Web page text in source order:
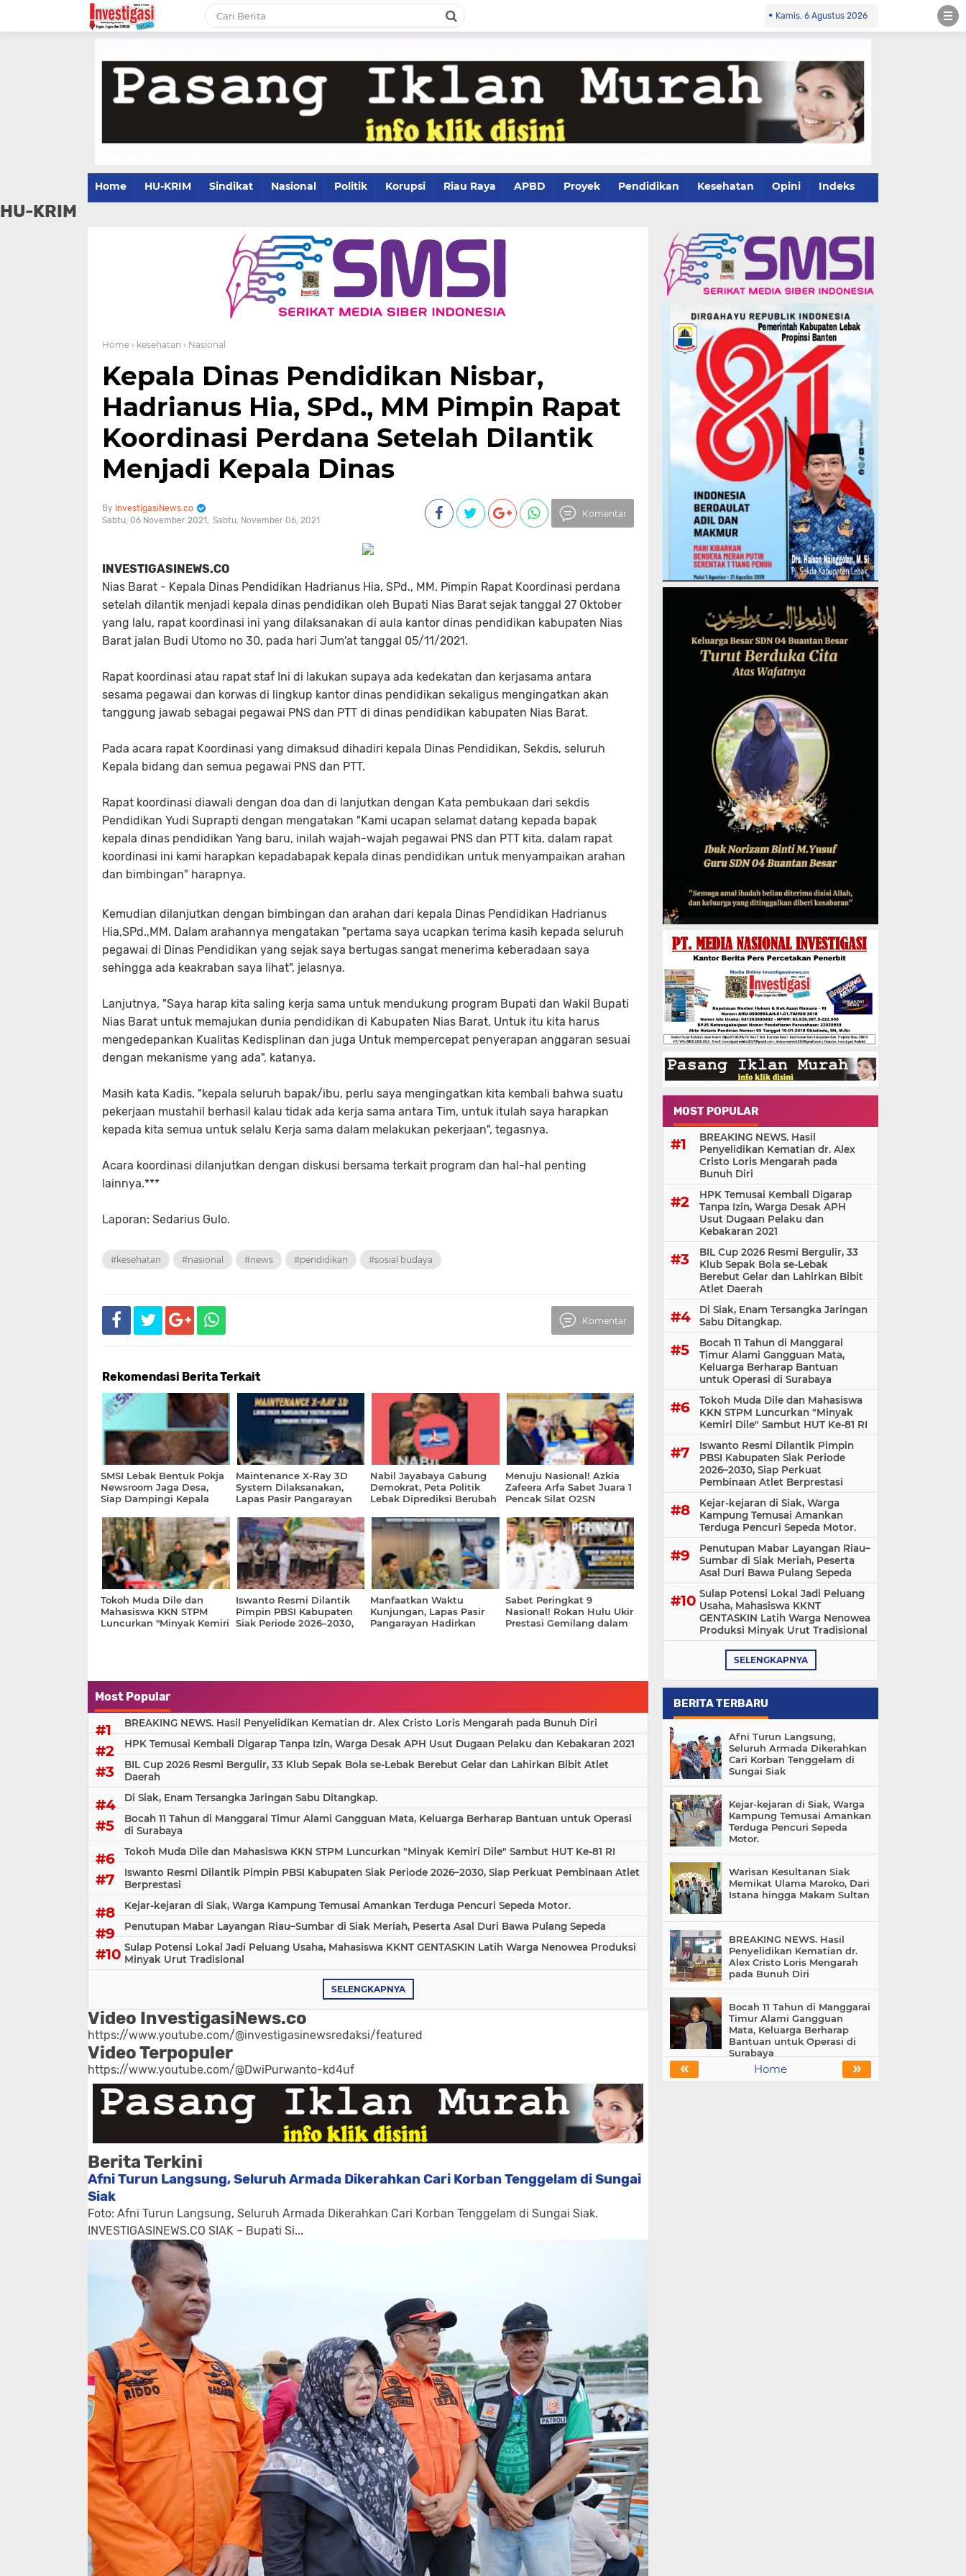
Kamis, 6 Agustus 2026
Home HU-KRIM Sindikat Nasional Politik Korupsi Riau Raya APBD Proyek Pendidikan Kesehatan Opini Indeks
HU-KRIM
Home › kesehatan › Nasional
Kepala Dinas Pendidikan Nisbar,
Hadrianus Hia, SPd., MM Pimpin Rapat
Koordinasi Perdana Setelah Dilantik
Menjadi Kepala Dinas
InvestigasiNews.co
Sabtu, 06 November 2021
Sabtu, November 06, 2021
Komentar
INVESTIGASINEWS.CO
Nias Barat - Kepala Dinas Pendidikan Hadrianus Hia, SPd., MM. Pimpin Rapat Koordinasi perdana
setelah dilantik menjadi kepala dinas pendidikan oleh Bupati Nias Barat sejak tanggal 27 Oktober
yang lalu, rapat koordinasi ini yang dilaksanakan di aula kantor dinas pendidikan kabupaten Nias
Barat jalan Budi Utomo no 30, pada hari Jum'at tanggal 05/11/2021.
Rapat koordinasi atau rapat staf Ini di lakukan supaya ada kedekatan dan kerjasama antara
sesama pegawai dan korwas di lingkup kantor dinas pendidikan sekaligus mengingatkan akan
tanggung jawab sebagai pegawai PNS dan PTT di dinas pendidikan kabupaten Nias Barat.
Pada acara rapat Koordinasi yang dimaksud dihadiri kepala Dinas Pendidikan, Sekdis, seluruh
Kepala bidang dan semua pegawai PNS dan PTT.
Rapat koordinasi diawali dengan doa dan di lanjutkan dengan Kata pembukaan dari sekdis
Pendidikan Yudi Suprapti dengan mengatakan "Kami ucapan selamat datang kepada bapak
kepala dinas pendidikan Yang baru, inilah wajah-wajah pegawai PNS dan PTT kita, dalam rapat
koordinasi ini kami harapkan kepadabapak kepala dinas pendidikan untuk menyampaikan arahan
dan bimbingan" harapnya.
Kemudian dilanjutkan dengan bimbingan dan arahan dari kepala Dinas Pendidikan Hadrianus
Hia,SPd.,MM. Dalam arahannya mengatakan "pertama saya ucapkan terima kasih kepada seluruh
pegawai di Dinas Pendidikan yang sejak saya bertugas sangat menerima keberadaan saya
sehingga ada keakraban saya lihat", jelasnya.
Lanjutnya, "Saya harap kita saling kerja sama untuk mendukung program Bupati dan Wakil Bupati
Nias Barat untuk memajukan dunia pendidikan di Kabupaten Nias Barat, Untuk itu kita harus
mengedepankan Kualitas Kedisplinan dan juga Untuk mempercepat penyerapan anggaran sesuai
dengan mekanisme yang ada", katanya.
Masih kata Kadis, "kepala seluruh bapak/ibu, perlu saya mengingatkan kita kembali bahwa suatu
pekerjaan mustahil berhasil kalau tidak ada kerja sama antara Tim, untuk itulah saya harapkan
kepada kita semua untuk selalu Kerja sama dalam melakukan pekerjaan", tegasnya.
Acara koordinasi dilanjutkan dengan diskusi bersama terkait program dan hal-hal penting
lainnya.***
Laporan: Sedarius Gulo.
#kesehatan #nasional #news #pendidikan #sosial budaya
Komentar
Rekomendasi Berita Terkait
SMSI Lebak Bentuk Pokja
Newsroom Jaga Desa,
Siap Dampingi Kepala
Sesuai Aturan
Maintenance X-Ray 3D
System Dilaksanakan,
Lapas Pasir Pangarayan
Keamanan Tetap Prima
Nabil Jayabaya Gabung
Demokrat, Peta Politik
Lebak Diprediksi Berubah
Menuju Nasional! Azkia
Zafeera Arfa Sabet Juara 1
Pencak Silat O2SN
Tokoh Muda Dile dan
Mahasiswa KKN STPM
Luncurkan "Minyak Kemiri
Iswanto Resmi Dilantik
Pimpin PBSI Kabupaten
Siak Periode 2026–2030,
Manfaatkan Waktu
Kunjungan, Lapas Pasir
Pangarayan Hadirkan
Sabet Peringkat 9
Nasional! Rokan Hulu Ukir
Prestasi Gemilang dalam
Most Popular
BREAKING NEWS. Hasil Penyelidikan Kematian dr. Alex Cristo Loris Mengarah pada Bunuh Diri
HPK Temusai Kembali Digarap Tanpa Izin, Warga Desak APH Usut Dugaan Pelaku dan Kebakaran 2021
BIL Cup 2026 Resmi Bergulir, 33 Klub Sepak Bola se-Lebak Berebut Gelar dan Lahirkan Bibit Atlet
Daerah
Di Siak, Enam Tersangka Jaringan Sabu Ditangkap.
Bocah 11 Tahun di Manggarai Timur Alami Gangguan Mata, Keluarga Berharap Bantuan untuk Operasi
di Surabaya
Tokoh Muda Dile dan Mahasiswa KKN STPM Luncurkan "Minyak Kemiri Dile" Sambut HUT Ke-81 RI
Iswanto Resmi Dilantik Pimpin PBSI Kabupaten Siak Periode 2026–2030, Siap Perkuat Pembinaan Atlet
Berprestasi
Kejar-kejaran di Siak, Warga Kampung Temusai Amankan Terduga Pencuri Sepeda Motor.
Penutupan Mabar Layangan Riau–Sumbar di Siak Meriah, Peserta Asal Duri Bawa Pulang Sepeda
Sulap Potensi Lokal Jadi Peluang Usaha, Mahasiswa KKNT GENTASKIN Latih Warga Nenowea Produksi
Minyak Urut Tradisional
SELENGKAPNYA
Video InvestigasiNews.co
https://www.youtube.com/@investigasinewsredaksi/featured
Video Terpopuler
https://www.youtube.com/@DwiPurwanto-kd4uf
Berita Terkini
Afni Turun Langsung, Seluruh Armada Dikerahkan Cari Korban Tenggelam di Sungai
Siak
Foto: Afni Turun Langsung, Seluruh Armada Dikerahkan Cari Korban Tenggelam di Sungai Siak.
INVESTIGASINEWS.CO SIAK – Bupati Si...
MOST POPULAR
BREAKING NEWS. Hasil
Penyelidikan Kematian dr. Alex
Cristo Loris Mengarah pada
Bunuh Diri
HPK Temusai Kembali Digarap
Tanpa Izin, Warga Desak APH
Usut Dugaan Pelaku dan
Kebakaran 2021
BIL Cup 2026 Resmi Bergulir, 33
Klub Sepak Bola se-Lebak
Berebut Gelar dan Lahirkan Bibit
Atlet Daerah
Di Siak, Enam Tersangka Jaringan
Sabu Ditangkap.
Bocah 11 Tahun di Manggarai
Timur Alami Gangguan Mata,
Keluarga Berharap Bantuan
untuk Operasi di Surabaya
Tokoh Muda Dile dan Mahasiswa
KKN STPM Luncurkan "Minyak
Kemiri Dile" Sambut HUT Ke-81 RI
Iswanto Resmi Dilantik Pimpin
PBSI Kabupaten Siak Periode
2026–2030, Siap Perkuat
Pembinaan Atlet Berprestasi
Kejar-kejaran di Siak, Warga
Kampung Temusai Amankan
Terduga Pencuri Sepeda Motor.
Penutupan Mabar Layangan Riau–
Sumbar di Siak Meriah, Peserta
Asal Duri Bawa Pulang Sepeda
Sulap Potensi Lokal Jadi Peluang
Usaha, Mahasiswa KKNT
GENTASKIN Latih Warga Nenowea
Produksi Minyak Urut Tradisional
SELENGKAPNYA
BERITA TERBARU
Afni Turun Langsung,
Seluruh Armada Dikerahkan
Cari Korban Tenggelam di
Sungai Siak
Kejar-kejaran di Siak, Warga
Kampung Temusai Amankan
Terduga Pencuri Sepeda
Motor.
Warisan Kesultanan Siak
Memikat Ulama Maroko, Dari
Istana hingga Makam Sultan
BREAKING NEWS. Hasil
Penyelidikan Kematian dr.
Alex Cristo Loris Mengarah
pada Bunuh Diri
Bocah 11 Tahun di Manggarai
Timur Alami Gangguan
Mata, Keluarga Berharap
Bantuan untuk Operasi di
Surabaya
« »
Home